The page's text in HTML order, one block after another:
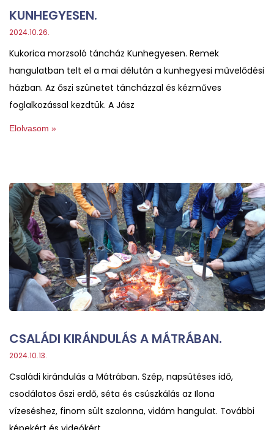
KUNHEGYESEN.
2024.10.26.
Kukorica morzsoló táncház Kunhegyesen. Remek
hangulatban telt el a mai délután a kunhegyesi művelődési
házban. Az őszi szünetet táncházzal és kézműves
foglalkozással kezdtük. A Jász
Elolvasom »
CSALÁDI KIRÁNDULÁS A MÁTRÁBAN.
2024.10.13.
Családi kirándulás a Mátrában. Szép, napsütéses idő,
csodálatos őszi erdő, séta és csúszkálás az Ilona
vízeséshez, finom sült szalonna, vidám hangulat. További